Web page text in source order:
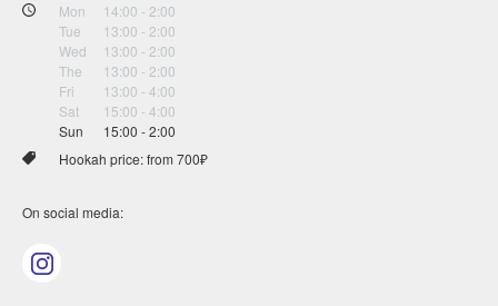
Mon
14:00 - 2:00
Tue
13:00 - 2:00
Wed
13:00 - 2:00
The
13:00 - 2:00
Fri
13:00 - 4:00
Sat
15:00 - 4:00
Sun
15:00 - 2:00
Hookah price: from 700₽
On social media: